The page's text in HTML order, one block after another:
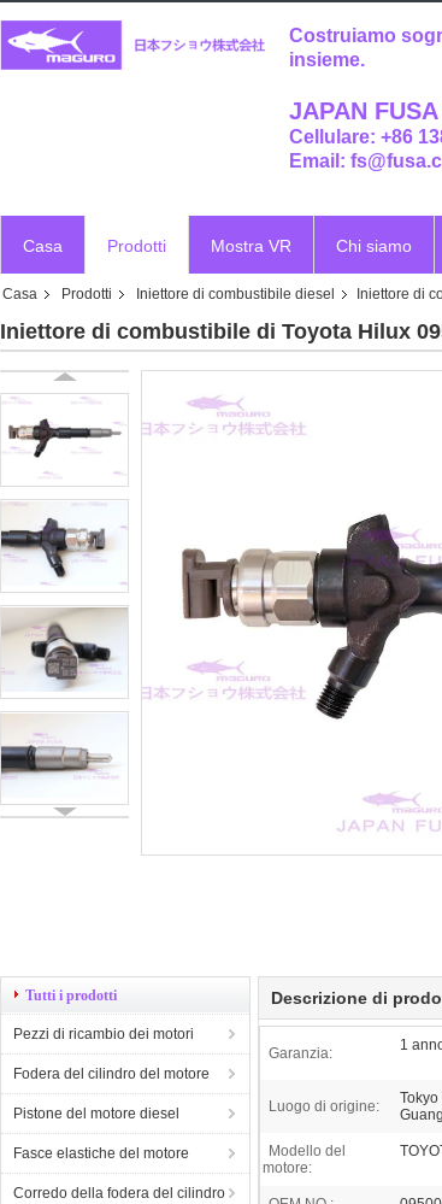
Costruiamo
insieme.
JAPAN
Cellulare: +86
Email:
Casa Prodotti Mostra VR Chi siamo
Casa Prodotti Iniettore di combustibile diesel Iniettore di
Iniettore di combustibile di Toyota Hilux
Tutti i prodotti
Pezzi di ricambio dei motori
Fodera del cilindro del motore
Pistone del motore diesel
Fasce elastiche del motore
Corredo della fodera del cilindro
Descrizione di
Garanzia: 1
Luogo di origine:
Modello del
motore: